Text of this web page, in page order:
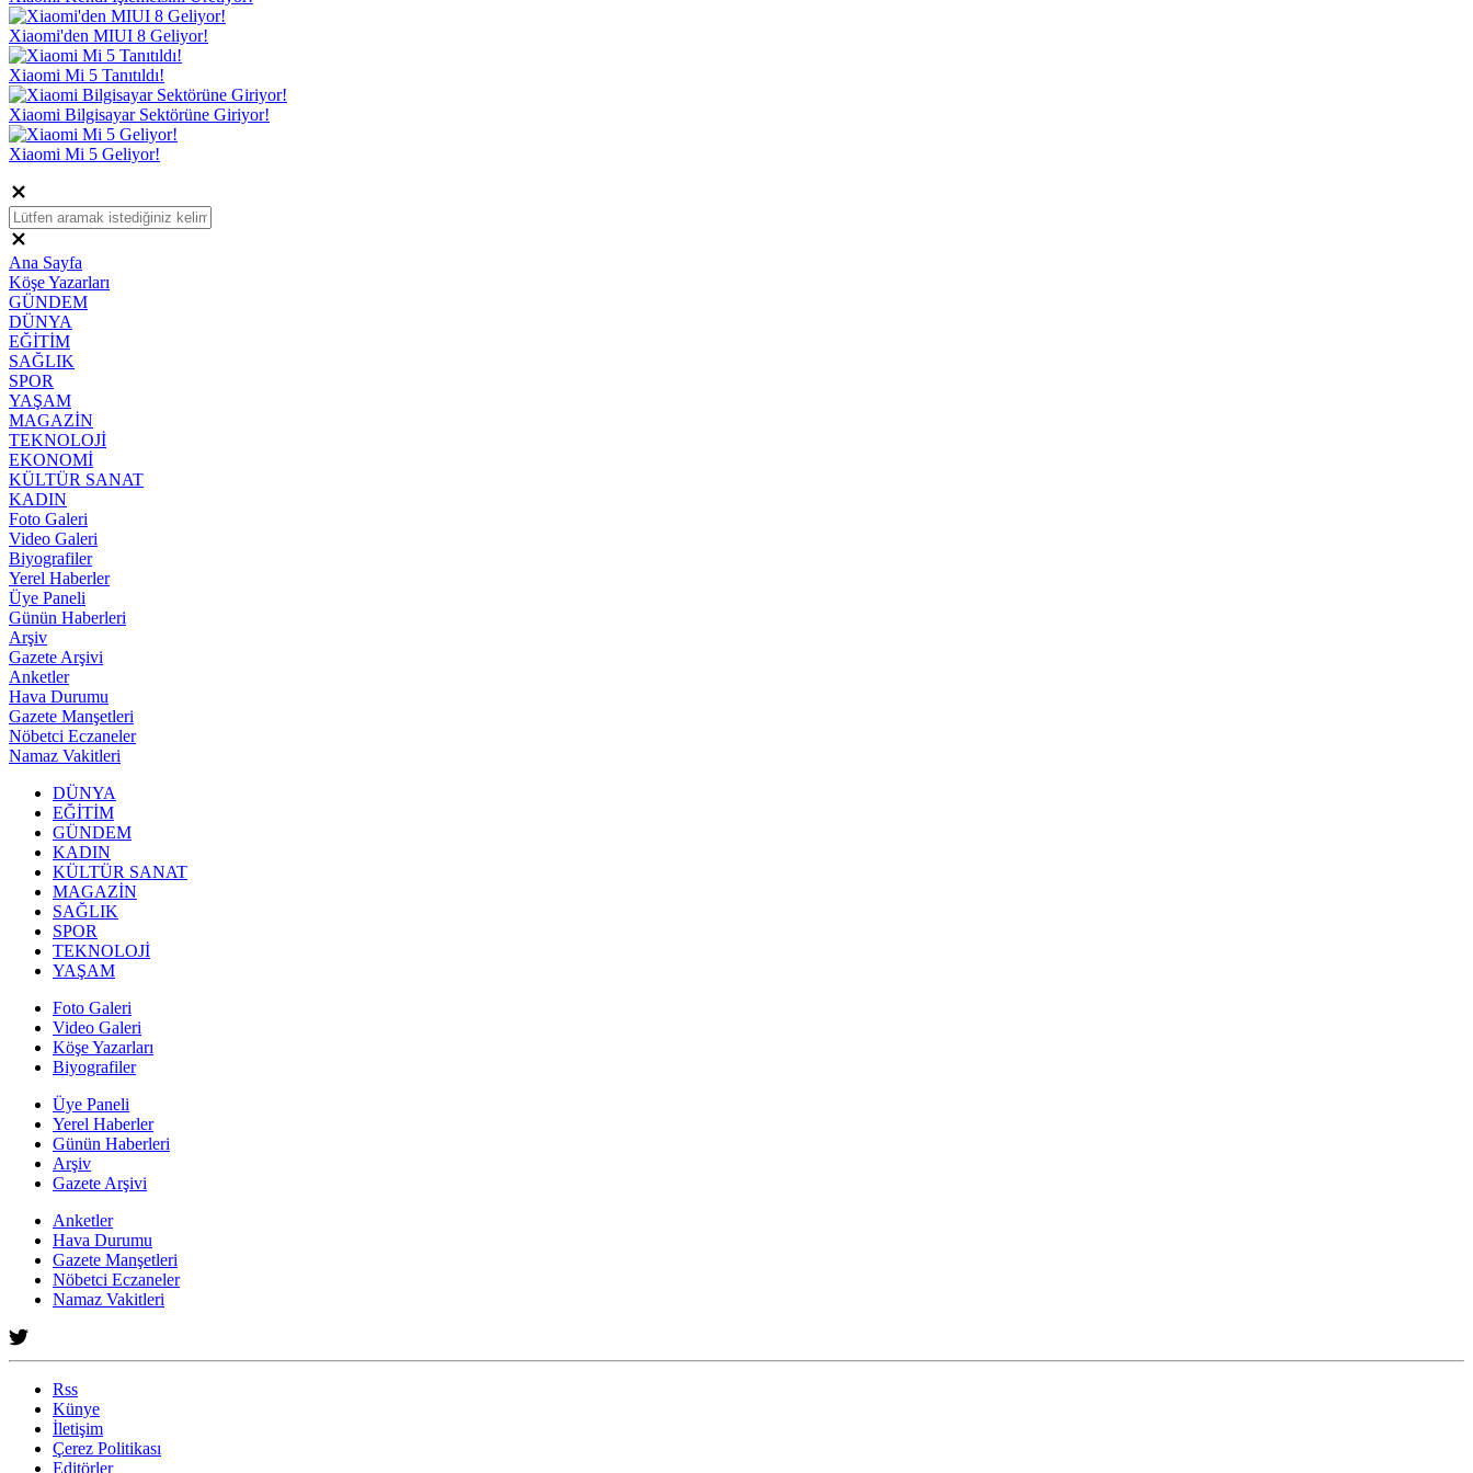
Xiaomi'den MIUI 8 Geliyor!
Xiaomi Mi 5 Tanıtıldı!
Xiaomi Bilgisayar Sektörüne Giriyor!
Xiaomi Mi 5 Geliyor!
Ana Sayfa
Köşe Yazarları
GÜNDEM
DÜNYA
EĞİTİM
SAĞLIK
SPOR
YAŞAM
MAGAZİN
TEKNOLOJİ
EKONOMİ
KÜLTÜR SANAT
KADIN
Foto Galeri
Video Galeri
Biyografiler
Yerel Haberler
Üye Paneli
Günün Haberleri
Arşiv
Gazete Arşivi
Anketler
Hava Durumu
Gazete Manşetleri
Nöbetci Eczaneler
Namaz Vakitleri
DÜNYA
EĞİTİM
GÜNDEM
KADIN
KÜLTÜR SANAT
MAGAZİN
SAĞLIK
SPOR
TEKNOLOJİ
YAŞAM
Foto Galeri
Video Galeri
Köşe Yazarları
Biyografiler
Üye Paneli
Yerel Haberler
Günün Haberleri
Arşiv
Gazete Arşivi
Anketler
Hava Durumu
Gazete Manşetleri
Nöbetci Eczaneler
Namaz Vakitleri
Rss
Künye
İletişim
Çerez Politikası
Editörler